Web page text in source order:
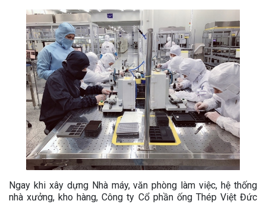
Ngay khi xây dựng Nhà máy, văn phòng làm việc, hệ thống
nhà xưởng, kho hàng, Công ty Cổ phần ống Thép Việt Đức